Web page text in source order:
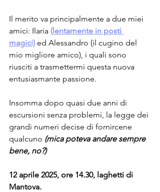
Il merito va principalmente a due miei
amici: Ilaria (lentamente in posti
magici) ed Alessandro (il cugino del
mio migliore amico), i quali sono
riusciti a trasmettermi questa nuova
entusiasmante passione.
Insomma dopo quasi due anni di
escursioni senza problemi, la legge dei
grandi numeri decise di fornircene
qualcuno (mica poteva andare sempre
bene, no?)
12 aprile 2025, ore 14.30, laghetti di
Mantova.